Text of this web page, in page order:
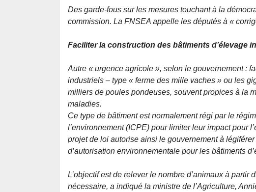
Des garde-fous sur les mesures touchant à la
commission. La FNSEA appelle les députés à «
Faciliter la construction des bâtiments d’élevage
Autre « urgence agricole », selon le gouvernement :
industriels – type « ferme des mille vaches » ou les
milliers de poules pondeuses, souvent propices à la
maladies.
Ce type de bâtiment est normalement régi par le
l’environnement (ICPE) pour limiter leur impact pour
projet de loi autorise ainsi le gouvernement à
d’autorisation environnementale pour les bâtiments
L’objectif est de relever le nombre d’animaux à
nécessaire, a indiqué la ministre de l’Agriculture,